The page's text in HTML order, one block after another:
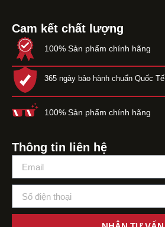
Cam kết chất lượng
100% Sản phẩm chính hãng
365 ngày bảo hành chuẩn Quốc Tế
100% Sản phẩm chính hãng
Thông tin liên hệ